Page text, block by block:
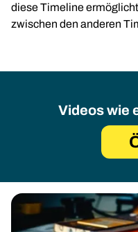
diese Timeline
zwischen den anderen
Videos wie